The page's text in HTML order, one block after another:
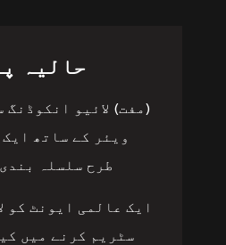
حالیہ
(مفت) لائیو انکوڈنگ
ویئر کے ساتھ
طرح سلسلہ بندی
ایک عالمی ایونٹ کو
سٹریم کرنے میں